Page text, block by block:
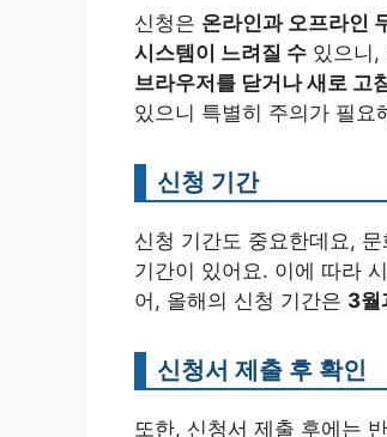
신청은 온라인과 오프라인
시스템이 느려질 수 있으니,
브라우저를 닫거나 새로 고
있으니 특별히 주의가 필요
신청 기간
신청 기간도 중요한데요,
기간이 있어요. 이에 따라
어, 올해의 신청 기간은 3월
신청서 제출 후 확인
또한, 신청서 제출 후에는